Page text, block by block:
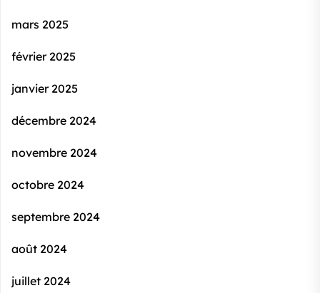
mars 2025
février 2025
janvier 2025
décembre 2024
novembre 2024
octobre 2024
septembre 2024
août 2024
juillet 2024